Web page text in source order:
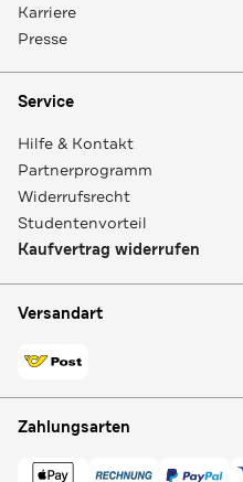
Karriere
Presse
Service
Hilfe & Kontakt
Partnerprogramm
Widerrufsrecht
Studentenvorteil
Kaufvertrag widerrufen
Versandart
Zahlungsarten